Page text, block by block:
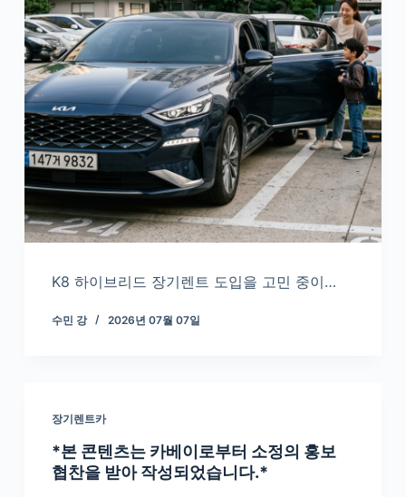
K8 하이브리드 장기렌트 도입을 고민 중이…
수민 강 2026년 07월 07일
장기렌트카
*본 콘텐츠는 카베이로부터 소정의 홍보
협찬을 받아 작성되었습니다.*